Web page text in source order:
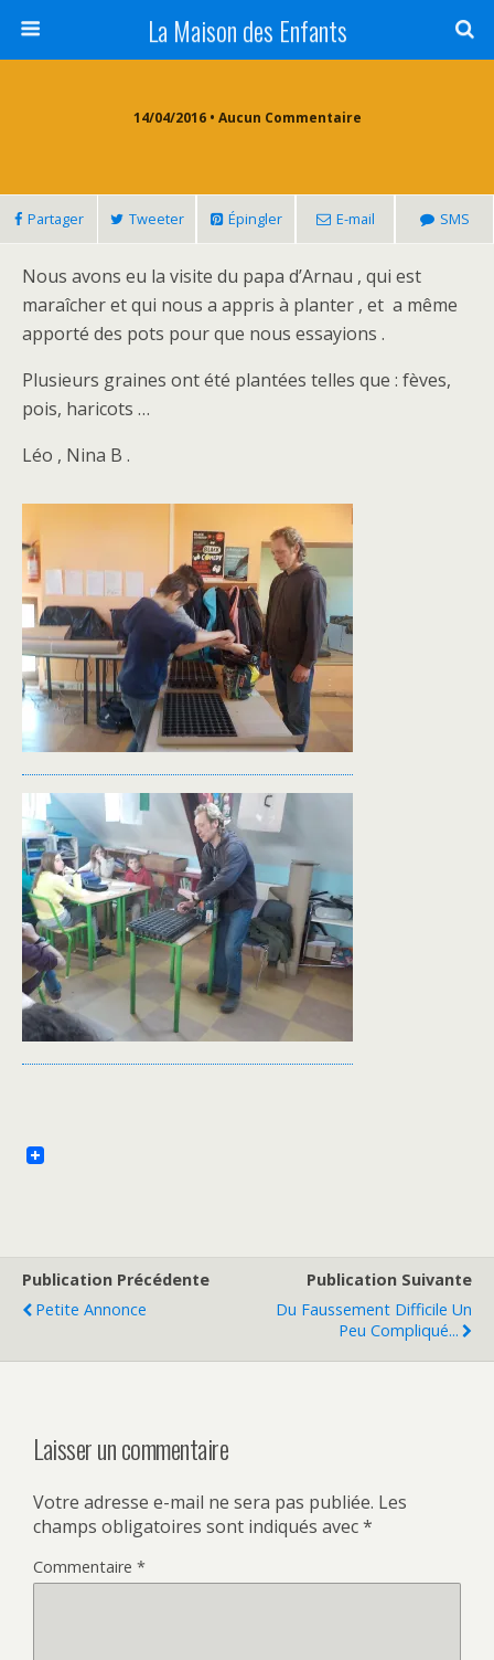
La Maison des Enfants
14/04/2016 • Aucun Commentaire
Partager Tweeter Épingler E-mail SMS
Nous avons eu la visite du papa d’Arnau , qui est
maraîcher et qui nous a appris à planter , et a même
apporté des pots pour que nous essayions .
Plusieurs graines ont été plantées telles que : fèves,
pois, haricots …
Léo , Nina B .
Publication Précédente
Petite Annonce
Publication Suivante
Du Faussement Difficile Un
Peu Compliqué...
Laisser un commentaire
Votre adresse e-mail ne sera pas publiée. Les
champs obligatoires sont indiqués avec*
Commentaire *